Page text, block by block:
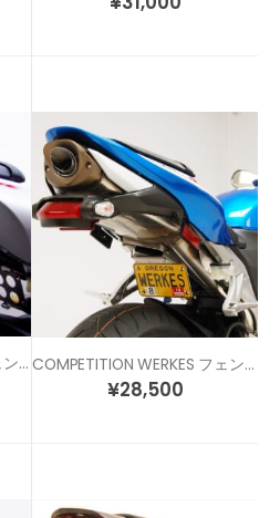
COMPETITION WERKES フェンダーレスキット CBR600RR (05-06) COMPETITION WERKES フェンダーレスキット CBR600RR (07-12)
¥28,500